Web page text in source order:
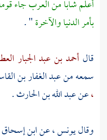
أعلم شابا من العرب جاء
بأمر الدنيا والآخرة" .
قالأحمد بن عبد الجبار
سمعه منعبد الغفار بن
،عنعبد الله بن الحارث.
وقاليونس ،عنابن إسحاق